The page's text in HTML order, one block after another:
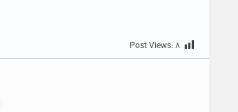
Post Views:۸